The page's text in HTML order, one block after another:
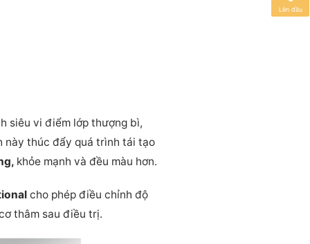
siêu vi điểm lớp thượng bì,
này thúc đẩy quá trình tái tạo
khỏe mạnh và đều màu hơn.
cho phép điều chỉnh độ
thâm sau điều trị.
Lên đầu